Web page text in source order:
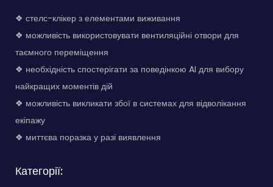
❖ стелс-клікер з елементами виживання
❖ можливість використовувати вентиляційні отвори для
таємного переміщення
❖ необхідність спостерігати за поведінкою AI для вибору
найкращих моментів дій
❖ можливість викликати збої в системах для відволікання
екіпажу
❖ миттєва поразка у разі виявлення
Категорії: